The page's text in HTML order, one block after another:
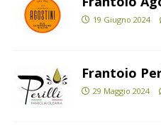
19 Giugno 2024
Frantoio
29 Maggio 2024